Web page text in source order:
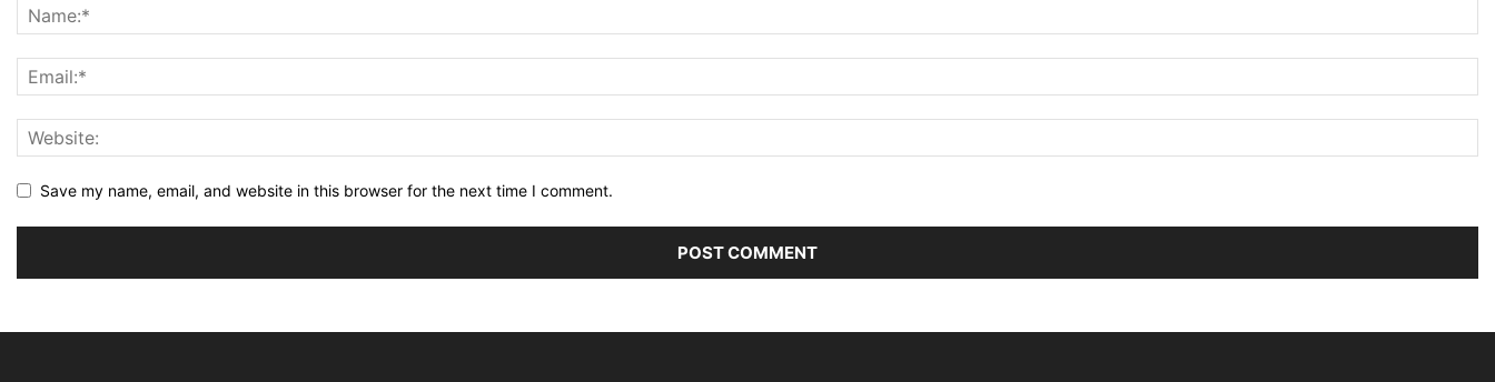
Save my name, email, and website in this browser for the next time I comment.